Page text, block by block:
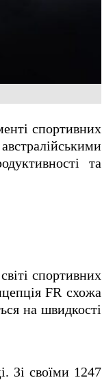
спортивних
та
спортивних
FR схожа
на швидкості
Зі своїми 1247